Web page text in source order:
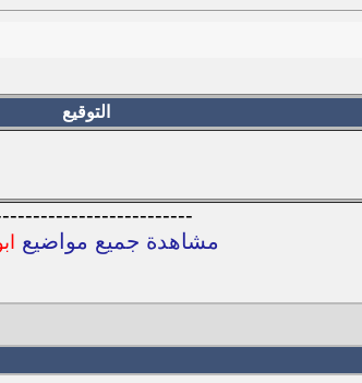
التوقيع
مشاهدة جميع مواضيع